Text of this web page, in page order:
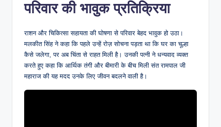
परिवार की भावुक प्रतिक्रिया
राशन और चिकित्सा सहायता की घोषणा से परिवार बेहद भावुक हो उठा।
मलकीत सिंह ने कहा कि पहले उन्हें रोज़ सोचना पड़ता था कि घर का चूल्हा
कैसे जलेगा, पर अब चिंता से राहत मिली है। उनकी पत्नी ने धन्यवाद व्यक्त
करते हुए कहा कि आर्थिक तंगी और बीमारी के बीच मिली संत रामपाल जी
महाराज की यह मदद उनके लिए जीवन बदलने वाली है।